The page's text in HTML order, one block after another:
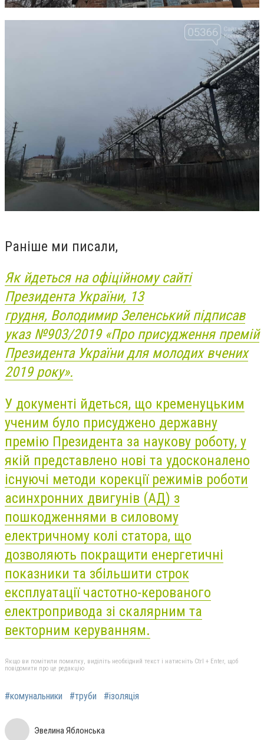
Раніше ми писали,
Як йдеться на офіційному сайті
Президента України, 13
грудня, Володимир Зеленський підписав
указ №903/2019 «Про присудження премій
Президента України для молодих вчених
2019 року».
У документі йдеться, що кременуцьким
ученим було присуджено державну
премію Президента за наукову роботу, у
якій представлено нові та удосконалено
існуючі методи корекції режимів роботи
асинхронних двигунів (АД) з
пошкодженнями в силовому
електричному колі статора, що
дозволяють покращити енергетичні
показники та збільшити строк
експлуатації частотно-керованого
електропривода зі скалярним та
векторним керуванням.
Якщо ви помітили помилку, виділіть необхідний текст і натисніть Ctrl + Enter, щоб
повідомити про це редакцію
#комунальники #труби #ізоляція
Эвелина Яблонська